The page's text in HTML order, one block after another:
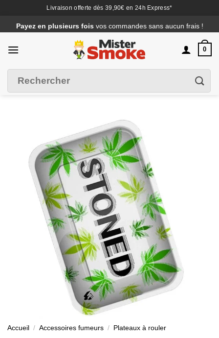
Livraison offerte dès 39,90€ en 24h Express*
au
contenu
Payez en plusieurs fois vos commandes sans aucun frais !
0
pour :
Accueil / Accessoires fumeurs / Plateaux à rouler